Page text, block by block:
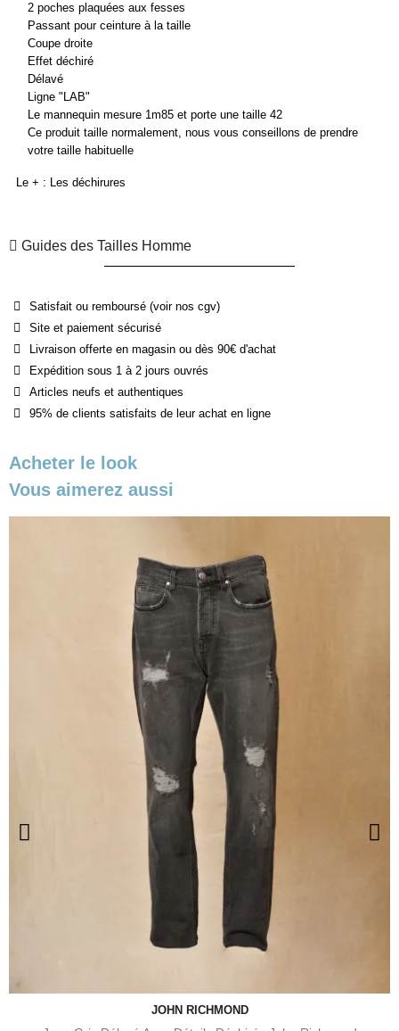
2 poches plaquées aux fesses
Passant pour ceinture à la taille
Coupe droite
Effet déchiré
Délavé
Ligne "LAB"
Le mannequin mesure 1m85 et porte une taille 42
Ce produit taille normalement, nous vous conseillons de prendre
votre taille habituelle
Le + : Les déchirures
Guides des Tailles Homme
Satisfait ou remboursé (voir nos cgv)
Site et paiement sécurisé
Livraison offerte en magasin ou dès 90€ d'achat
Expédition sous 1 à 2 jours ouvrés
Articles neufs et authentiques
95% de clients satisfaits de leur achat en ligne
Acheter le look
Vous aimerez aussi
JOHN RICHMOND